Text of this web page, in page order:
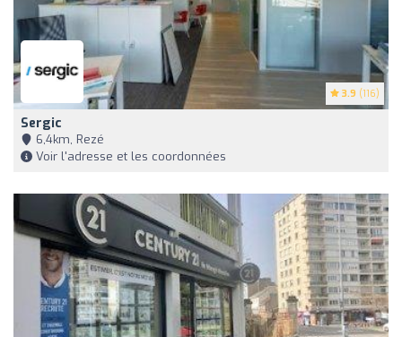
3.9 (116)
Sergic
6,4km, Rezé
Voir l'adresse et les coordonnées